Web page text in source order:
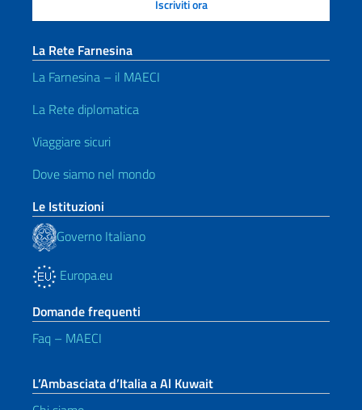
La Rete Farnesina
La Farnesina – il MAECI
La Rete diplomatica
Viaggiare sicuri
Dove siamo nel mondo
Le Istituzioni
Governo Italiano
Europa.eu
Domande frequenti
Faq – MAECI
L’Ambasciata d’Italia a Al Kuwait